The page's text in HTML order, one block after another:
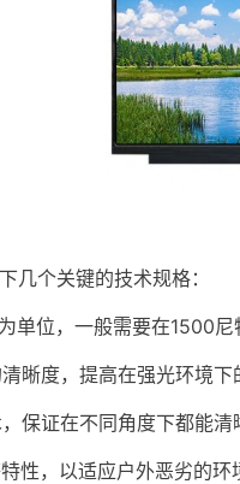
个关键的技术规格：
位，一般需要在1500尼
度，提高在强光环境下
证在不同角度下都能清
，以适应户外恶劣的环